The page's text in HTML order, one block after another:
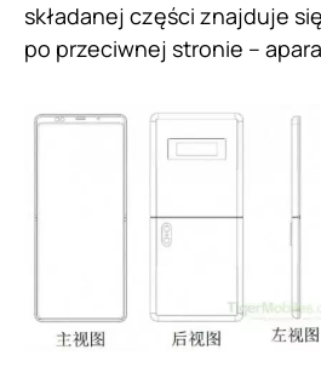
składanej części znajduje
po przeciwnej stronie –